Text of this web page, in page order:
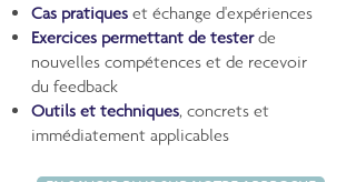
Cas pratiques et échange d'expériences
Exercices permettant de testerde
nouvelles compétences et de recevoir
du feedback
Outils et techniques, concrets et
immédiatement applicables